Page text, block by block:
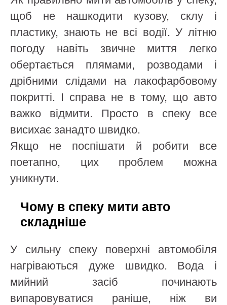
щоб не нашкодити кузову, склу і
пластику, знають не всі водії. У літню
погоду навіть звичне миття легко
обертається плямами, розводами і
дрібними слідами на лакофарбовому
покритті. І справа не в тому, що авто
важко відмити. Просто в спеку все
висихає занадто швидко.
Якщо не поспішати й робити все
поетапно, цих проблем можна
уникнути.
Чому в спеку мити авто
складніше
У сильну спеку поверхні автомобіля
нагріваються дуже швидко. Вода і
мийний засіб починають
випаровуватися раніше, ніж ви